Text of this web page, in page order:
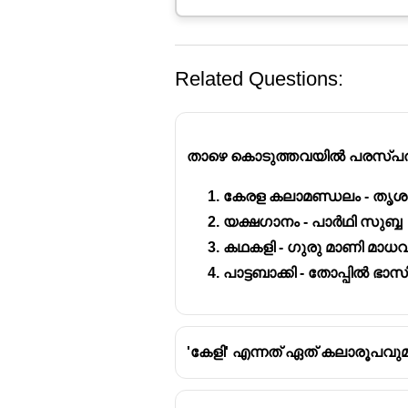
1930 കളിലാണ് കേരള
1930 നവംബർ 9-നാണ് .
വള്ളത്തോൾ നാരായണ
സംരക്ഷിക്കാനും
Related Questions:
താഴെ കൊടുത്തവയിൽ
കേരള കലാമണ്ഡലം -
യക്ഷഗാനം - പാർഥി സുബ്ബ
കഥകളി - ഗുരു മാണി
പാട്ടബാക്കി - തോപ്പിൽ
'കേളി' എന്നത് ഏത്